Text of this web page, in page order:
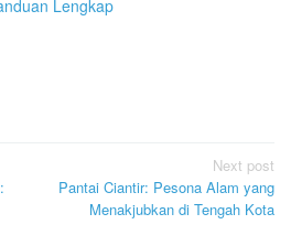
Lengkap
Next post
Pantai Ciantir: Pesona Alam yang
Menakjubkan di Tengah Kota